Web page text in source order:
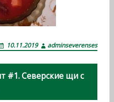
10.11.2019 adminseverenses
#1. Северские щи с